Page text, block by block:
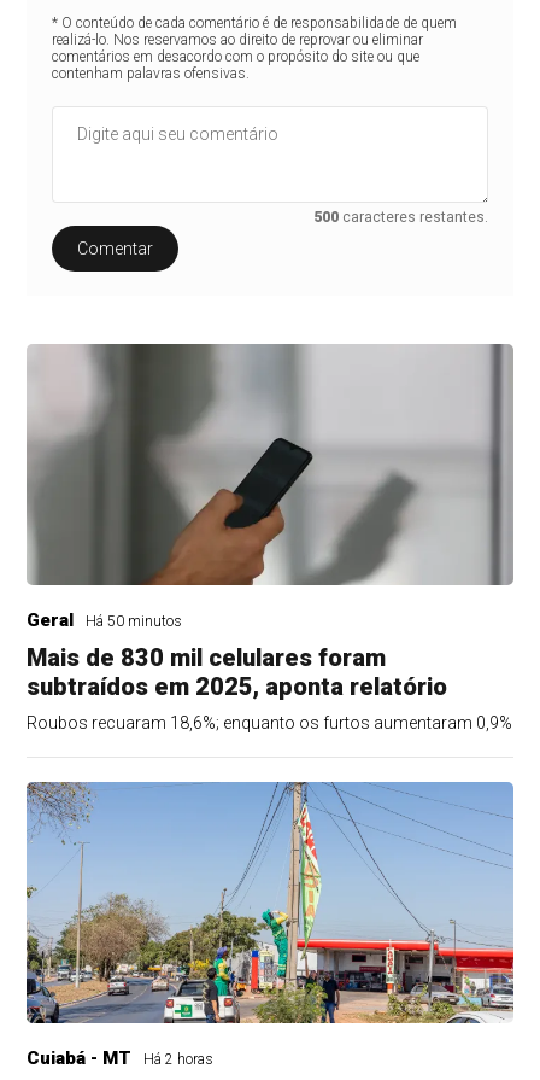
* O conteúdo de cada comentário é de responsabilidade de quem
realizá-lo. Nos reservamos ao direito de reprovar ou eliminar
comentários em desacordo com o propósito do site ou que
contenham palavras ofensivas.
500 caracteres restantes.
Comentar
Geral Há 50 minutos
Mais de 830 mil celulares foram
subtraídos em 2025, aponta relatório
Roubos recuaram 18,6%; enquanto os furtos aumentaram 0,9%
Cuiabá - MT Há 2 horas